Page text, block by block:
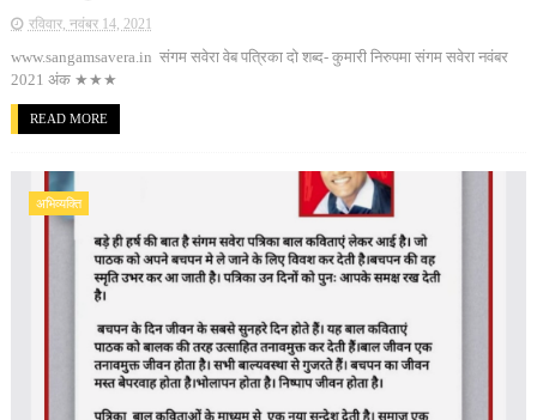
रविवार, नवंबर 14, 2021
www.sangamsavera.in संगम सवेरा वेब पत्रिका दो शब्द- कुमारी निरुपमा संगम सवेरा नवंबर
2021 अंक ★★★
READ MORE
अभिव्यक्ति